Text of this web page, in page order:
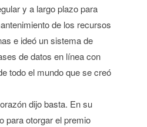
y a largo plazo para
de los recursos
e ideó un sistema de
de datos en línea con
todo el mundo que se creó
dijo basta. En su
para otorgar el premio